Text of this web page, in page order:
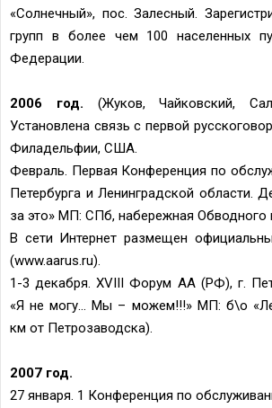
«Солнечный», пос. Залесный.
групп в более чем 100 населенных
Федерации.
2006 год. (Жуков, Чайковский,
Установлена связь с первой
Филадельфии, США.
Февраль. Первая Конференция по
Петербурга и Ленинградской области.
за это» МП: СПб, набережная Обводного
В сети Интернет размещен
(www.aarus.ru).
1-3 декабря. XVIII Форум АА (РФ), г.
«Я не могу… Мы – можем!!!» МП: б\о
км от Петрозаводска).
2007 год.
27 января. 1 Конференция по